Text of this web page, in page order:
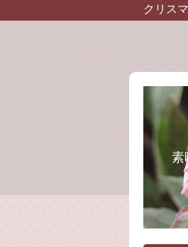
クリス
素